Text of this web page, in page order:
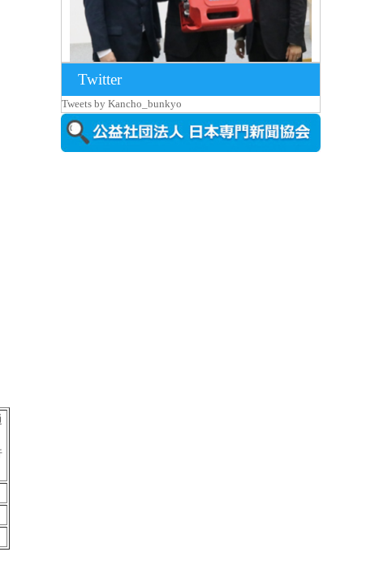
京都大iCeMS等を視察した松本文部科学
大...
Twitter
Tweets by Kancho_bunkyo